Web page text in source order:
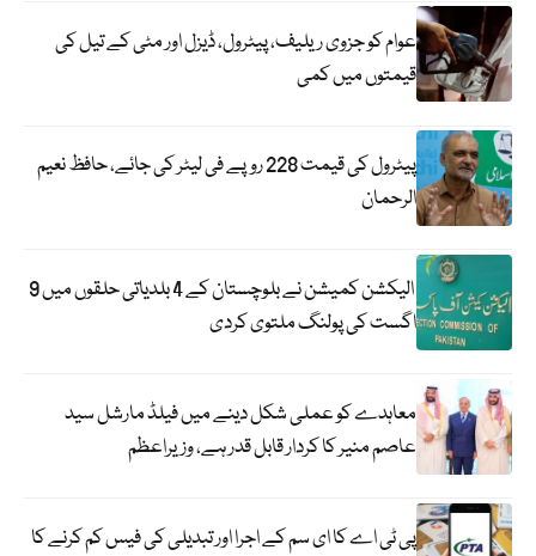
عوام کو جزوی ریلیف، پیٹرول، ڈیزل اور مٹی کے تیل کی
قیمتوں میں کمی
پیٹرول کی قیمت 228 روپے فی لیٹر کی جائے، حافظ نعیم
الرحمان
الیکشن کمیشن نے بلوچستان کے 4 بلدیاتی حلقوں میں 9
اگست کی پولنگ ملتوی کردی
معاہدے کو عملی شکل دینے میں فیلڈ مارشل سید
عاصم منیر کا کردار قابل قدر ہے، وزیراعظم
پی ٹی اے کا ای سم کے اجرا اور تبدیلی کی فیس کم کرنے کا